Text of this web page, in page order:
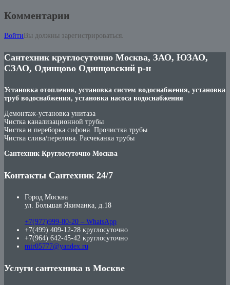
Комментарии
Войти Вы должны зарегистрироваться.
Сантехник круглосуточно Москва, ЗАО, ЮЗАО,
СЗАО, Одинцово Одинцовский р-н
Установка отопления, установка систем водоснабжения, установка
труб водоснабжения, установка насоса водоснабжения
Демонтаж-установка унитаза
Чистка канализационной трубы
Чистка и переборка сифона. Прочистка трубы
Чистка слива/перелива. Расчеканка трубы
Сантехник Круглосуточно Москва
Контакты Сантехник 24/7
Город Москва
ул. Большая Якиманка, д.18
+7(977)999-80-20 – WhatsApp
+7(499) 409-12-28 круглосуточно
+7(964) 642-45-42 круглосуточно
mir05777@yandex.ru
Услуги сантехника в Москве